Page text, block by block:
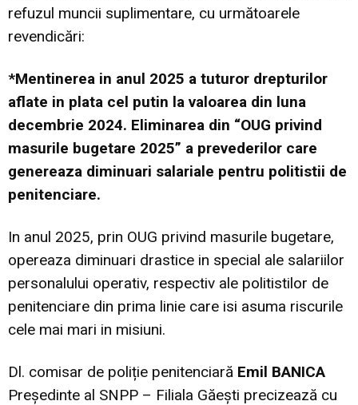
refuzul muncii suplimentare, cu următoarele
revendicări:
*Mentinerea in anul 2025 a tuturor drepturilor
aflate in plata cel putin la valoarea din luna
decembrie 2024. Eliminarea din “OUG privind
masurile bugetare 2025” a prevederilor care
genereaza diminuari salariale pentru politistii de
penitenciare.
In anul 2025, prin OUG privind masurile bugetare,
opereaza diminuari drastice in special ale salariilor
personalului operativ, respectiv ale politistilor de
penitenciare din prima linie care isi asuma riscurile
cele mai mari in misiuni.
Dl. comisar de poliție penitenciară Emil BANICA
Președinte al SNPP – Filiala Găești precizează cu